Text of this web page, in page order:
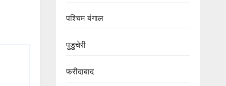
पश्चिम बंगाल
पुडुचेरी
फरीदाबाद